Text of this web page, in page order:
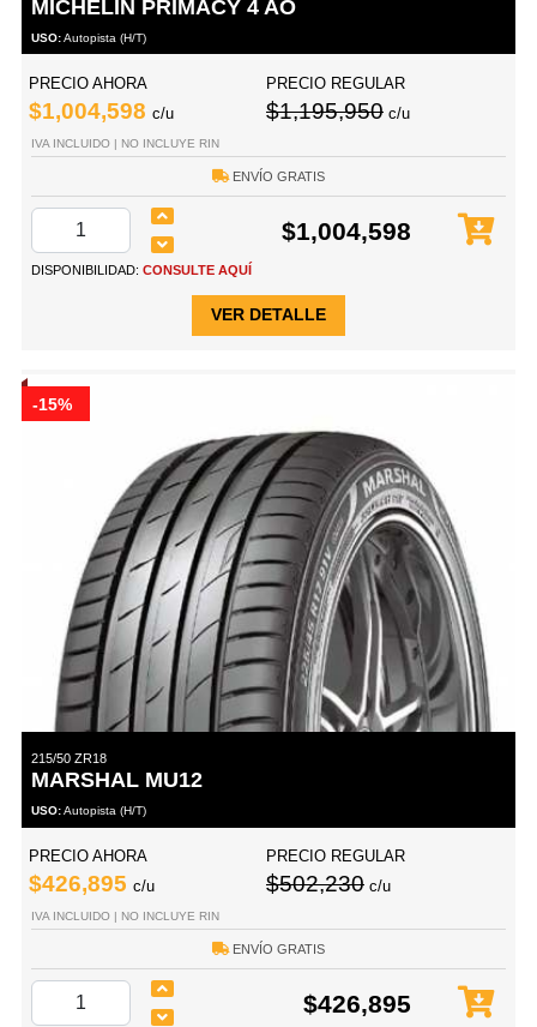
MICHELIN PRIMACY 4 AO
USO:Autopista (H/T)
PRECIO AHORA
$1,004,598 c/u
PRECIO REGULAR
$1,195,950 c/u
IVA INCLUIDO | NO INCLUYE RIN
ENVÍO GRATIS
$1,004,598
DISPONIBILIDAD: CONSULTE AQUÍ
VER DETALLE
-15%
215/50 ZR18
MARSHAL MU12
USO:Autopista (H/T)
PRECIO AHORA
$426,895 c/u
PRECIO REGULAR
$502,230 c/u
IVA INCLUIDO | NO INCLUYE RIN
ENVÍO GRATIS
$426,895